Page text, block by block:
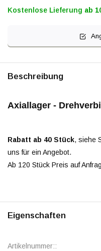
Kostenlose Lieferung ab
Beschreibung
Axiallager -
Rabatt ab 40 Stück, siehe
uns für ein Angebot.
Ab 120 Stück Preis auf
Eigenschaften
Artikelnummer::